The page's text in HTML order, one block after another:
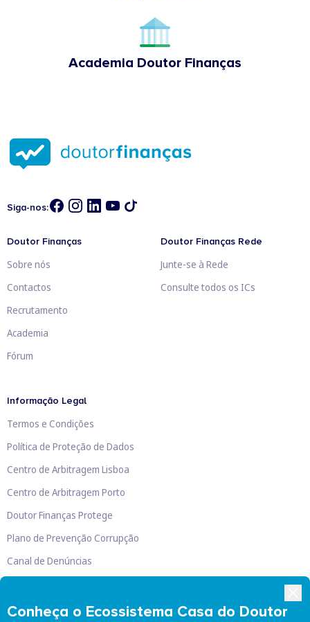
Academia Doutor Finanças
Conheça o Ecossistema Casa do Doutor
Siga-nos:
Doutor Finanças
Sobre nós
Contactos
Recrutamento
Academia
Fórum
Doutor Finanças Rede
Junte-se à Rede
Consulte todos os ICs
Informação Legal
Termos e Condições
Política de Proteção de Dados
Centro de Arbitragem Lisboa
Centro de Arbitragem Porto
Doutor Finanças Protege
Plano de Prevenção Corrupção
Canal de Denúncias